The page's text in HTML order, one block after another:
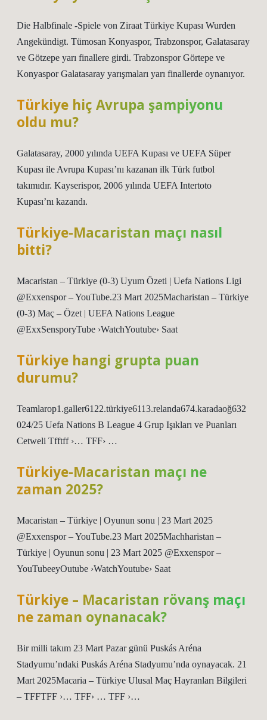
Die Halbfinale -Spiele von Ziraat Türkiye Kupası Wurden
Angekündigt. Tümosan Konyaspor, Trabzonspor, Galatasaray
ve Götzepe yarı finallere girdi. Trabzonspor Görtepe ve
Konyaspor Galatasaray yarışmaları yarı finallerde oynanıyor.
Türkiye hiç Avrupa şampiyonu
oldu mu?
Galatasaray, 2000 yılında UEFA Kupası ve UEFA Süper
Kupası ile Avrupa Kupası’nı kazanan ilk Türk futbol
takımıdır. Kayserispor, 2006 yılında UEFA Intertoto
Kupası’nı kazandı.
Türkiye-Macaristan maçı nasıl
bitti?
Macaristan – Türkiye (0-3) Uyum Özeti | Uefa Nations Ligi
@Exxenspor – YouTube.23 Mart 2025Macharistan – Türkiye
(0-3) Maç – Özet | UEFA Nations League
@ExxSensporyTube ›WatchYoutube› Saat
Türkiye hangi grupta puan
durumu?
Teamlarop1.galler6122.türkiye6113.relanda674.karadaoğ632
024/25 Uefa Nations B League 4 Grup Işıkları ve Puanları
Cetweli Tfftff ›… TFF› …
Türkiye-Macaristan maçı ne
zaman 2025?
Macaristan – Türkiye | Oyunun sonu | 23 Mart 2025
@Exxenspor – YouTube.23 Mart 2025Machharistan –
Türkiye | Oyunun sonu | 23 Mart 2025 @Exxenspor –
YouTubeeyOutube ›WatchYoutube› Saat
Türkiye – Macaristan rövanş maçı
ne zaman oynanacak?
Bir milli takım 23 Mart Pazar günü Puskás Aréna
Stadyumu’ndaki Puskás Aréna Stadyumu’nda oynayacak. 21
Mart 2025Macaria – Türkiye Ulusal Maç Hayranları Bilgileri
– TFFTFF ›… TFF› … TFF ›…